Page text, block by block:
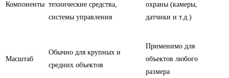
Компоненты технические средства,
системы управления
охраны (камеры,
датчики и т.д.)
Масштаб
Обычно для крупных и
средних объектов
Применимо для
объектов любого
размера